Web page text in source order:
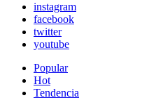
instagram
facebook
twitter
youtube
Popular
Hot
Tendencia